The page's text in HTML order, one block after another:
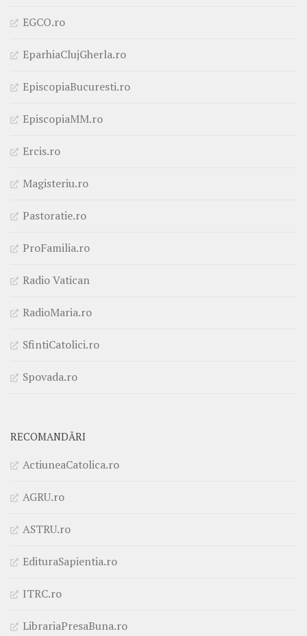
EGCO.ro
EparhiaClujGherla.ro
EpiscopiaBucuresti.ro
EpiscopiaMM.ro
Ercis.ro
Magisteriu.ro
Pastoratie.ro
ProFamilia.ro
Radio Vatican
RadioMaria.ro
SfintiCatolici.ro
Spovada.ro
RECOMANDĂRI
ActiuneaCatolica.ro
AGRU.ro
ASTRU.ro
EdituraSapientia.ro
ITRC.ro
LibrariaPresaBuna.ro